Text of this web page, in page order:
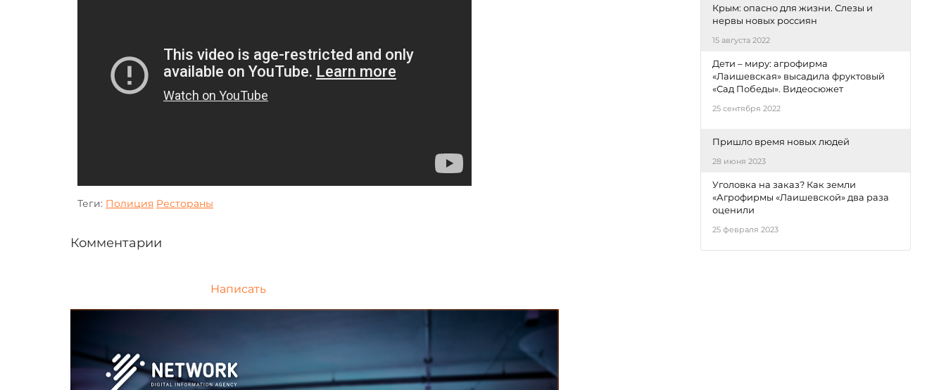
Теги: Полиция Рестораны
Комментарии
Написать
Крым: опасно для жизни. Слезы и
нервы новых россиян
15 августа 2022
Дети – миру: агрофирма
«Лаишевская» высадила фруктовый
«Сад Победы». Видеосюжет
25 сентября 2022
Пришло время новых людей
28 июня 2023
Уголовка на заказ? Как земли
«Агрофирмы «Лаишевской» два раза
оценили
25 февраля 2023